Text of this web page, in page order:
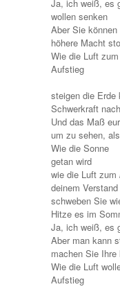
Ja, ich weiß, es
wollen senken
Aber Sie
höhere Macht
Wie die Luft zum
Aufstieg
steigen die Erde
Schwerkraft
Und das Maß
um zu sehen,
Wie die Sonne
getan wird
wie die Luft
deinem Verstand
schweben Sie
Hitze es im
Ja, ich weiß, es
Aber man kann
machen Sie
Wie die Luft
Aufstieg